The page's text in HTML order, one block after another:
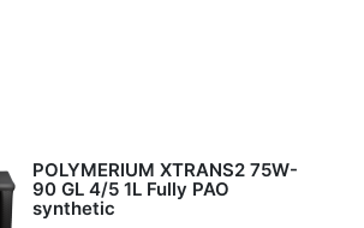
POLYMERIUM XTRANS2 75W-
90 GL 4/5 1L Fully PAO
synthetic